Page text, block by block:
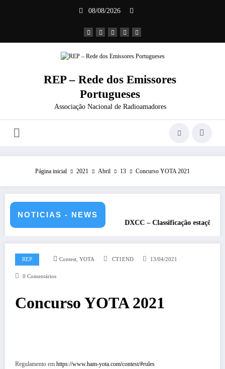
08/08/2026
REP – Rede dos Emissores
Portugueses
Associação Nacional de Radioamadores
Página inicial 2021 Abril 13 Concurso YOTA 2021
NOTICIAS - NEWS
julho de 2026 – CS5HQ DXCC – Classificação estações
REP Contest, YOTA CT1END 13/04/2021
0 Comentários
Concurso YOTA 2021
Regulamento em https://www.ham-yota.com/contest/#rules